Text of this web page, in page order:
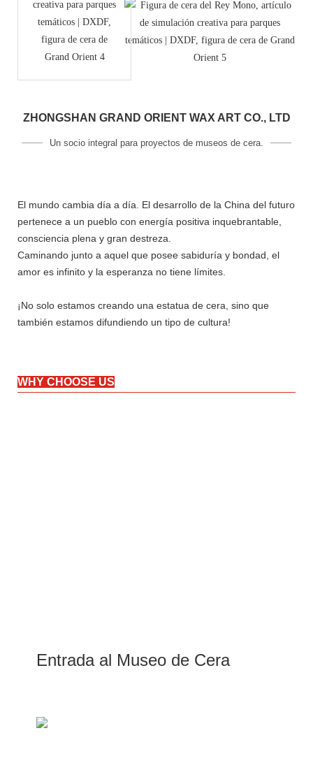
ZHONGSHAN GRAND ORIENT WAX ART CO., LTD
Un socio integral para proyectos de museos de cera.
El mundo cambia día a día. El desarrollo de la China del futuro
pertenece a un pueblo con energía positiva inquebrantable,
consciencia plena y gran destreza.
Caminando junto a aquel que posee sabiduría y bondad, el
amor es infinito y la esperanza no tiene límites.
¡No solo estamos creando una estatua de cera, sino que
también estamos difundiendo un tipo de cultura!
WHY CHOOSE US
Entrada al Museo de Cera